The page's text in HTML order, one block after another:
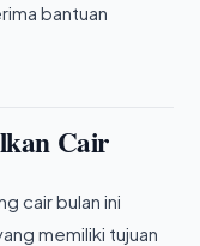
bantuan
Cair
cair bulan ini
memiliki tujuan